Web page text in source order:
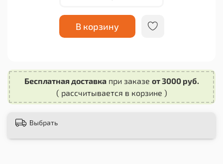
В корзину
Вилка передняя для электросамоката Kugoo X1
Jilong также имеет стильный дизайн, который
подчеркивает индивидуальность вашего
Необходимость замены вилки может
возникнуть после длительного использования
или при возникновении повреждений. В таких
случаях, вилка передняя для электросамоката
для обеспечения безопасности и
Бесплатная доставкапри заказе от 3000 руб.
( рассчитывается в корзине )
Выбрать